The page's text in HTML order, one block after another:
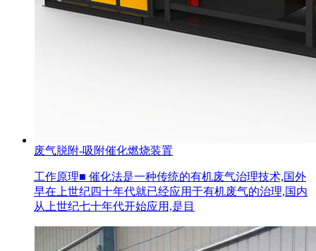
废气脱附-吸附催化燃烧装置
工作原理■ 催化法是一种传统的有机废气治理技术,国外
早在上世纪四十年代就已经应用于有机废气的治理,国内
从上世纪七十年代开始应用,是目